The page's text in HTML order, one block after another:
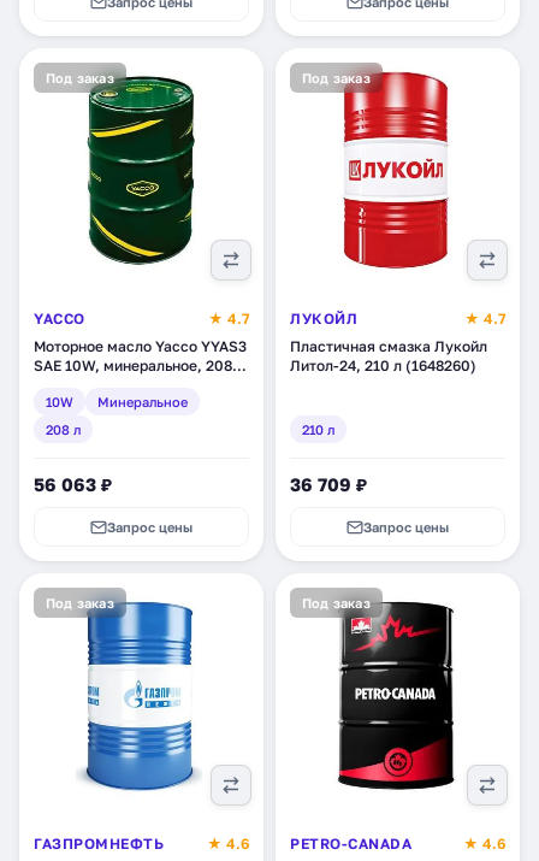
Под заказ
YACCO
★ 4.7
Моторное масло Yacco YYAS3
SAE 10W, минеральное, 208 л
10W
Минеральное
208 л
56 063 ₽
Запрос цены
Под заказ
ЛУКОЙЛ
★ 4.7
Пластичная смазка Лукойл
Литол-24, 210 л (1648260)
210 л
36 709 ₽
Запрос цены
Под заказ
ГАЗПРОМНЕФТЬ
★ 4.6
Под заказ
PETRO-CANADA
★ 4.6